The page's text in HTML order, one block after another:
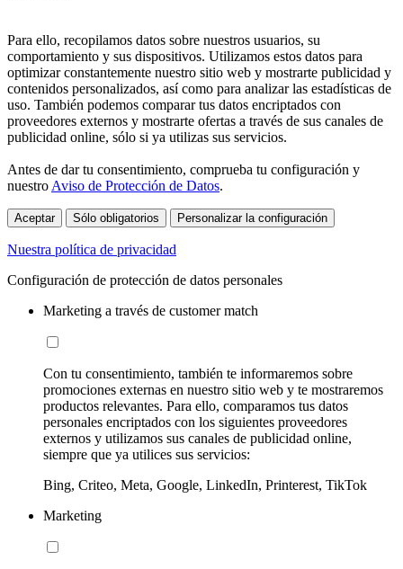
Para ello, recopilamos datos sobre nuestros usuarios, su
comportamiento y sus dispositivos. Utilizamos estos datos para
optimizar constantemente nuestro sitio web y mostrarte publicidad y
contenidos personalizados, así como para analizar las estadísticas de
uso. También podemos comparar tus datos encriptados con
proveedores externos y mostrarte ofertas a través de sus canales de
publicidad online, sólo si ya utilizas sus servicios.
Antes de dar tu consentimiento, comprueba tu configuración y
nuestro Aviso de Protección de Datos.
Aceptar Sólo obligatorios Personalizar la configuración
Nuestra política de privacidad
Configuración de protección de datos personales
Marketing a través de customer match
Con tu consentimiento, también te informaremos sobre
promociones externas en nuestro sitio web y te mostraremos
productos relevantes. Para ello, comparamos tus datos
personales encriptados con los siguientes proveedores
externos y utilizamos sus canales de publicidad online,
siempre que ya utilices sus servicios:
Bing, Criteo, Meta, Google, LinkedIn, Printerest, TikTok
Marketing